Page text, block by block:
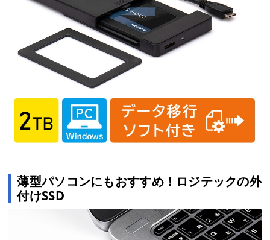
薄型パソコンにもおすすめ！ロジテックの外
付けSSD